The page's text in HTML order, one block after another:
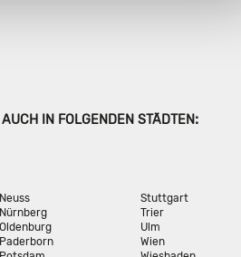
IN FOLGENDEN STÄDTEN:
Neuss
Nürnberg
Oldenburg
Paderborn
Stuttgart
Trier
Ulm
Wien